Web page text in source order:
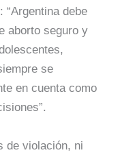
“Argentina debe
aborto seguro y
se
en cuenta como
de violación, ni